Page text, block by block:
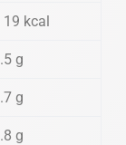
19 kcal
g
g
g